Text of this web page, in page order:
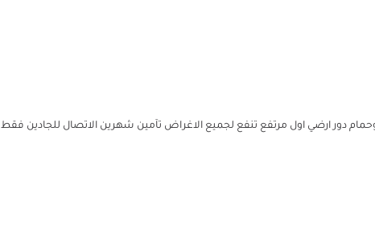
دور ارضي اول مرتفع تنفع لجميع الاغراض تآمين شهرين الاتصال للجادين فقط